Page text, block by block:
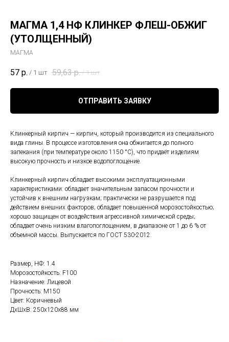
МАГМА 1,4 НФ КЛИНКЕР ФЛЕШ-ОБЖИГ
(УТОЛЩЕННЫЙ)
МАГМА
57 р. / 1 шт 59,63 р. / 1 шт
ОТПРАВИТЬ ЗАЯВКУ
Клинкерный кирпич — кирпич, который производится из специального
вида глины. В процессе изготовления она обжигается до полного
запекания (при температуре около 1150 °C), что придаёт изделиям
высокую прочность и низкое водопоглощение.
Клинкерный кирпич обладает высокими эксплуатационными
характеристиками: обладает значительным запасом прочности и
устойчив к внешним нагрузкам; практически не разрушается под
действием внешних факторов; обладает повышенной морозостойкостью;
хорошо защищен от воздействия агрессивной химической среды;
обладает очень низким влагопоглощением, в диапазоне от 1 до 6 % от
объемной массы. Выпускается по ГОСТ 530-2012.
Размер, НФ: 1.4
Морозостойкость: F100
Назначение: Лицевой
Прочность: М150
Цвет: Коричневый
ДxШxВ: 250x120x88 мм